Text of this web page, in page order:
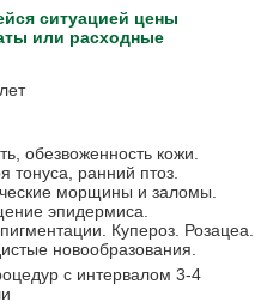
ситуацией цены
или расходные
обезвоженность кожи.
тонуса, ранний птоз.
морщины и заломы.
эпидермиса.
Купероз. Розацеа.
новообразования.
с интервалом 3-4